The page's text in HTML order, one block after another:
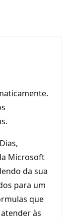
Microsoft
da sua
para um
que
às